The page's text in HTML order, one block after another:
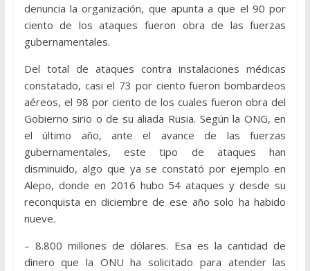
denuncia la organización, que apunta a que el 90 por
ciento de los ataques fueron obra de las fuerzas
gubernamentales.
Del total de ataques contra instalaciones médicas
constatado, casi el 73 por ciento fueron bombardeos
aéreos, el 98 por ciento de los cuales fueron obra del
Gobierno sirio o de su aliada Rusia. Según la ONG, en
el último año, ante el avance de las fuerzas
gubernamentales, este tipo de ataques han
disminuido, algo que ya se constató por ejemplo en
Alepo, donde en 2016 hubo 54 ataques y desde su
reconquista en diciembre de ese año solo ha habido
nueve.
– 8.800 millones de dólares. Esa es la cantidad de
dinero que la ONU ha solicitado para atender las